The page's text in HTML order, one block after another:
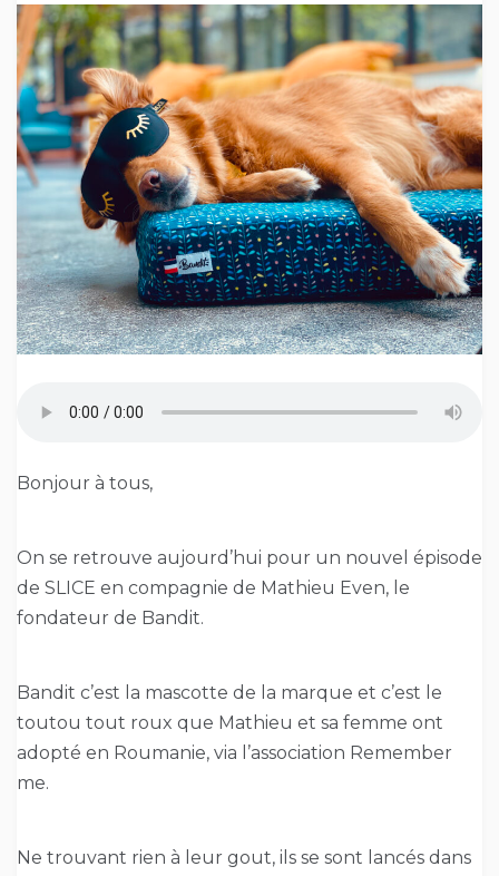
Bonjour à tous,
On se retrouve aujourd’hui pour un nouvel épisode
de SLICE en compagnie de Mathieu Even, le
fondateur de Bandit.
Bandit c’est la mascotte de la marque et c’est le
toutou tout roux que Mathieu et sa femme ont
adopté en Roumanie, via l’association Remember
me.
Ne trouvant rien à leur gout, ils se sont lancés dans